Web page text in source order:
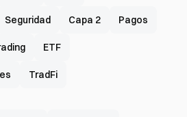
Seguridad Capa 2 Pagos
ETF
TradFi